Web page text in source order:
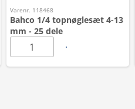
Varenr. 118468
Bahco 1/4 topnøglesæt 4-13
mm - 25 dele